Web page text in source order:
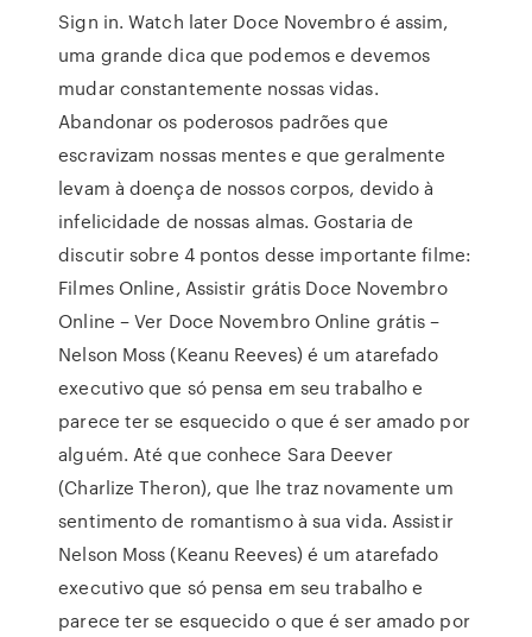
Sign in. Watch later Doce Novembro é assim,
uma grande dica que podemos e devemos
mudar constantemente nossas vidas.
Abandonar os poderosos padrões que
escravizam nossas mentes e que geralmente
levam à doença de nossos corpos, devido à
infelicidade de nossas almas. Gostaria de
discutir sobre 4 pontos desse importante filme:
Filmes Online, Assistir grátis Doce Novembro
Online – Ver Doce Novembro Online grátis –
Nelson Moss (Keanu Reeves) é um atarefado
executivo que só pensa em seu trabalho e
parece ter se esquecido o que é ser amado por
alguém. Até que conhece Sara Deever
(Charlize Theron), que lhe traz novamente um
sentimento de romantismo à sua vida. Assistir
Nelson Moss (Keanu Reeves) é um atarefado
executivo que só pensa em seu trabalho e
parece ter se esquecido o que é ser amado por